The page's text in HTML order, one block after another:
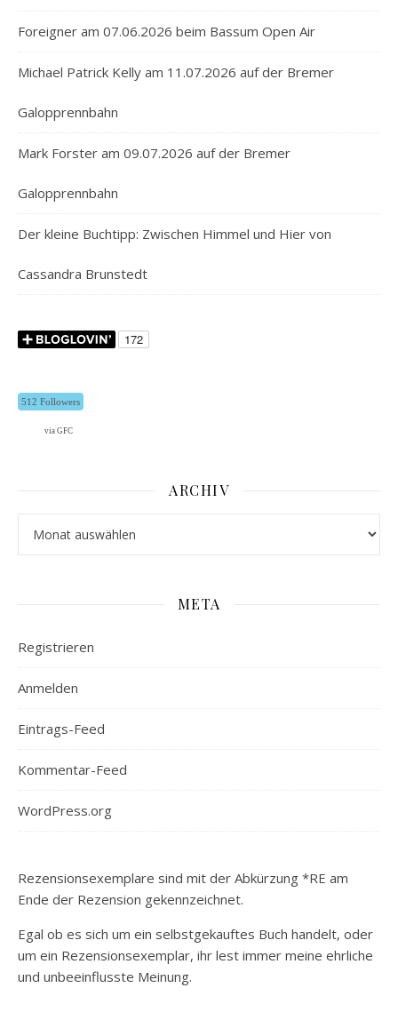
Foreigner am 07.06.2026 beim Bassum Open Air
Michael Patrick Kelly am 11.07.2026 auf der Bremer
Galopprennbahn
Mark Forster am 09.07.2026 auf der Bremer
Galopprennbahn
Der kleine Buchtipp: Zwischen Himmel und Hier von
Cassandra Brunstedt
512 Followers
via GFC
ARCHIV
META
Registrieren
Anmelden
Eintrags-Feed
Kommentar-Feed
WordPress.org
Rezensionsexemplare sind mit der Abkürzung *RE am
Ende der Rezension gekennzeichnet.
Egal ob es sich um ein selbstgekauftes Buch handelt, oder
um ein Rezensionsexemplar, ihr lest immer meine ehrliche
und unbeeinflusste Meinung.